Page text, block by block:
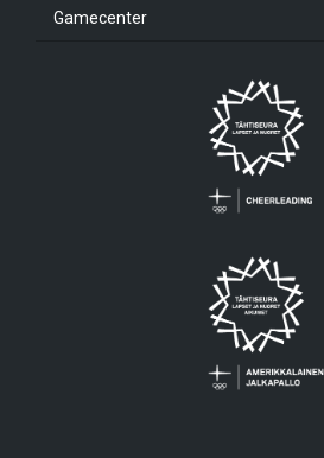
Gamecenter